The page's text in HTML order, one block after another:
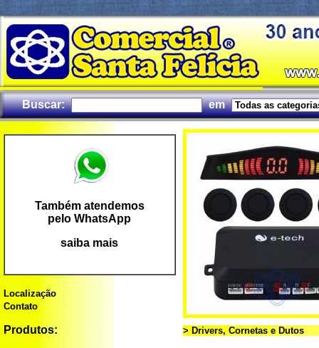
Buscar: em
Também atendemos
pelo WhatsApp
saiba mais
Localização
Contato
Produtos: > Drivers, Cornetas e Dutos